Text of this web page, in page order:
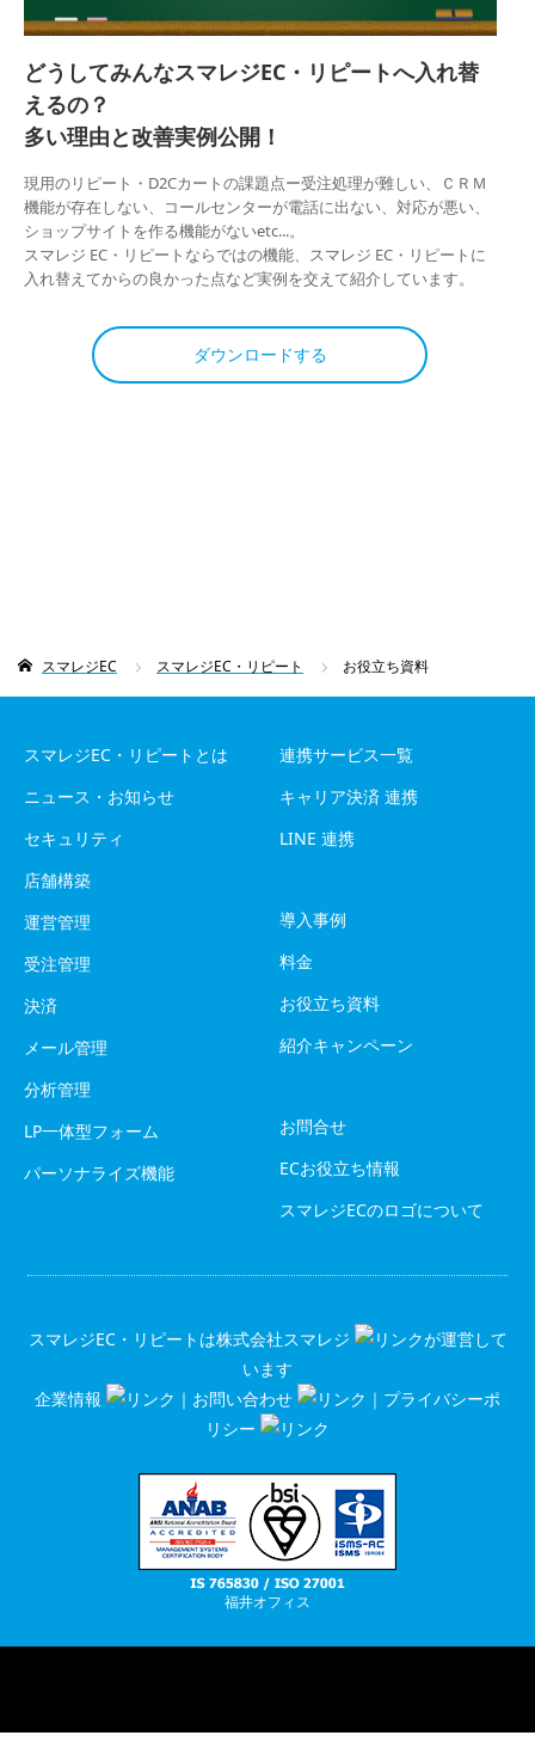
どうしてみんなスマレジEC・リピートへ入れ替
えるの？
多い理由と改善実例公開！
現用のリピート・D2Cカートの課題点ー受注処理が難しい、ＣＲＭ
機能が存在しない、コールセンターが電話に出ない、対応が悪い、
ショップサイトを作る機能がないetc...。
スマレジ EC・リピートならではの機能、スマレジ EC・リピートに
入れ替えてからの良かった点など実例を交えて紹介しています。
ダウンロードする
スマレジEC スマレジEC・リピート お役立ち資料
スマレジEC・リピートとは
ニュース・お知らせ
セキュリティ
店舗構築
運営管理
受注管理
決済
メール管理
分析管理
LP一体型フォーム
パーソナライズ機能
連携サービス一覧
キャリア決済 連携
LINE 連携
導入事例
料金
お役立ち資料
紹介キャンペーン
お問合せ
ECお役立ち情報
スマレジECのロゴについて
スマレジEC・リピートは株式会社スマレジ
が運営して
います
企業情報
｜ お問い合わせ ｜ プライバシーポ
リシー
福井オフィス
RSS